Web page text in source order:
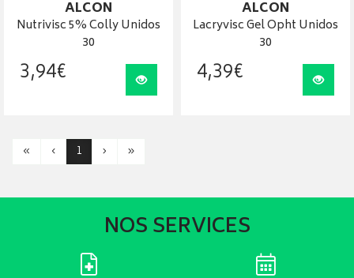
ALCON
Nutrivisc 5% Colly Unidos
30
3,94€ Visualiser
ALCON
Lacryvisc Gel Opht Unidos
30
4,39€
« ‹ 1 › »
NOS SERVICES